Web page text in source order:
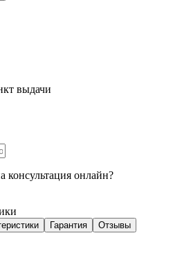
выдачи
онлайн?
Гарантия Отзывы